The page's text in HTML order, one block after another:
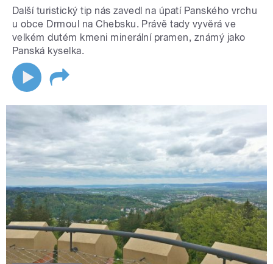
Další turistický tip nás zavedl na úpatí Panského vrchu
u obce Drmoul na Chebsku. Právě tady vyvěrá ve
velkém dutém kmeni minerální pramen, známý jako
Panská kyselka.